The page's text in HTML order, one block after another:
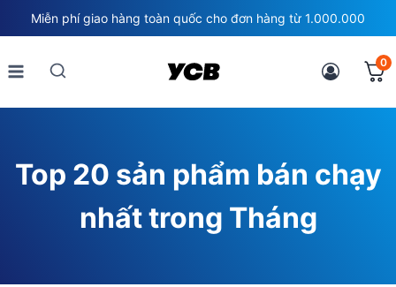
to
content
Miễn phí giao hàng toàn quốc cho đơn hàng từ 1.000.000
0
Top 20 sản phẩm bán chạy
nhất trong Tháng